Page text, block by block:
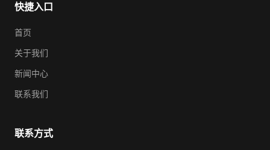
快捷入口
首页
关于我们
新闻中心
联系我们
联系方式